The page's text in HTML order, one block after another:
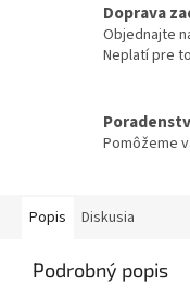
Doprava
Objednajte
Neplatí pre
Pomôžeme
Popis Diskusia
Podrobný popis